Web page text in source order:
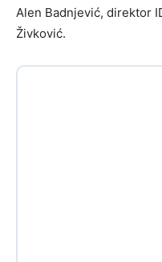
Alen Badnjević, direktor
Živković.